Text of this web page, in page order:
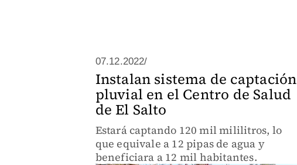
07.12.2022/
Instalan sistema de captación
pluvial en el Centro de Salud
de El Salto
Estará captando 120 mil mililitros, lo
que equivale a 12 pipas de agua y
beneficiara a 12 mil habitantes.